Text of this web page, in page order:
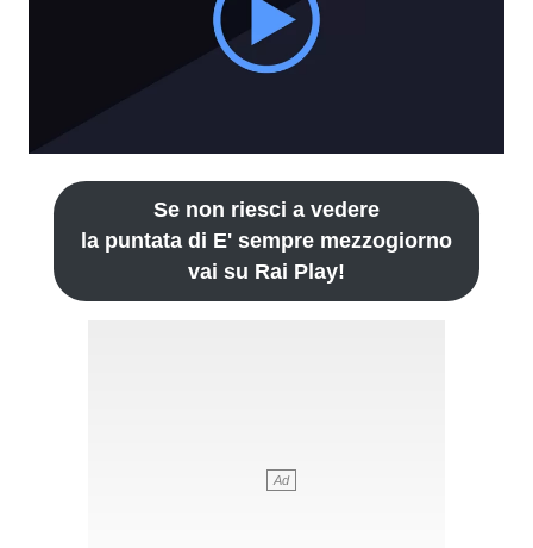
Se non riesci a vedere
la puntata di E' sempre mezzogiorno
vai su Rai Play!